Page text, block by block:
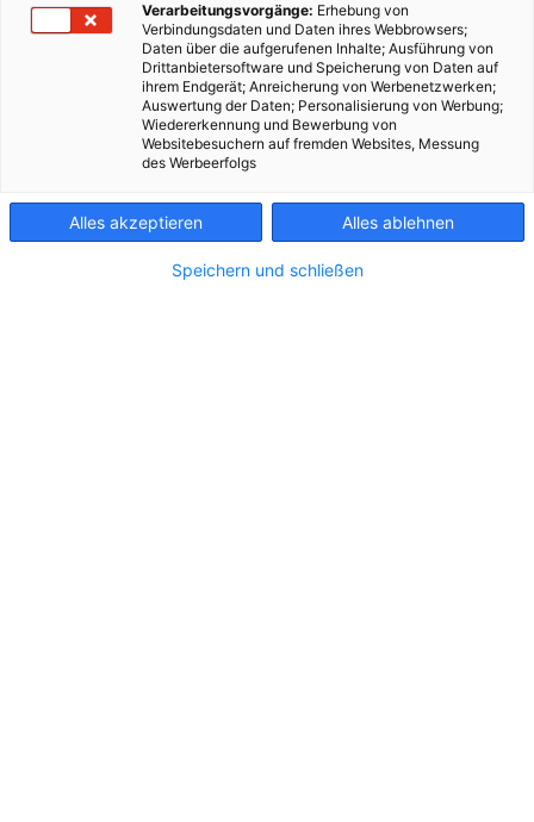
Verarbeitungsvorgänge: Erhebung von
Verbindungsdaten und Daten ihres Webbrowsers;
Daten über die aufgerufenen Inhalte; Ausführung von
Drittanbietersoftware und Speicherung von Daten auf
ihrem Endgerät; Anreicherung von Werbenetzwerken;
Auswertung der Daten; Personalisierung von Werbung;
Wiedererkennung und Bewerbung von
Websitebesuchern auf fremden Websites, Messung
des Werbeerfolgs
Alles akzeptieren Alles ablehnen
Speichern und schließen